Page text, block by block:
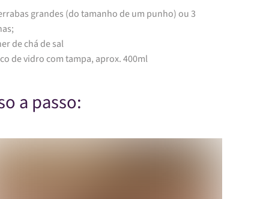
grandes (do tamanho de um punho) ou 3
de chá de sal
de vidro com tampa, aprox. 400ml
a passo: